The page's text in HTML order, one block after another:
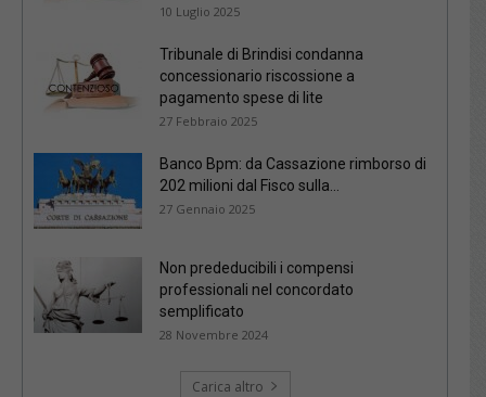
10 Luglio 2025
Tribunale di Brindisi condanna
concessionario riscossione a
pagamento spese di lite
27 Febbraio 2025
Banco Bpm: da Cassazione rimborso di
202 milioni dal Fisco sulla...
27 Gennaio 2025
Non prededucibili i compensi
professionali nel concordato
semplificato
28 Novembre 2024
Carica altro